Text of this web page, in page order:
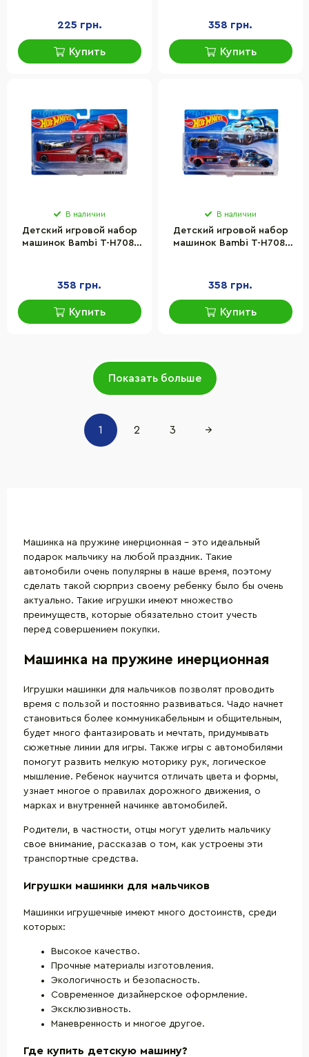
колесах
225 грн.
Купить
358 грн.
Купить
В наличии
Детский игровой набор
машинок Bambi T-H708-
358 грн.
Купить
В наличии
Детский игровой набор
машинок Bambi T-H708-
358 грн.
Купить
Показать больше
1 2 3 →
Машинка на пружине инерционная – это идеальный
подарок мальчику на любой праздник. Такие
автомобили очень популярны в наше время, поэтому
сделать такой сюрприз своему ребенку было бы очень
актуально. Такие игрушки имеют множество
преимуществ, которые обязательно стоит учесть
перед совершением покупки.
Машинка на пружине инерционная
Игрушки машинки для мальчиков позволят проводить
время с пользой и постоянно развиваться. Чадо начнет
становиться более коммуникабельным и общительным,
будет много фантазировать и мечтать, придумывать
сюжетные линии для игры. Также игры с автомобилями
помогут развить мелкую моторику рук, логическое
мышление. Ребенок научится отличать цвета и формы,
узнает многое о правилах дорожного движения, о
марках и внутренней начинке автомобилей.
Родители, в частности, отцы могут уделить мальчику
свое внимание, рассказав о том, как устроены эти
транспортные средства.
Игрушки машинки для мальчиков
Машинки игрушечные имеют много достоинств, среди
которых:
Высокое качество.
Прочные материалы изготовления.
Экологичность и безопасность.
Современное дизайнерское оформление.
Эксклюзивность.
Маневренность и многое другое.
Где купить детскую машину?